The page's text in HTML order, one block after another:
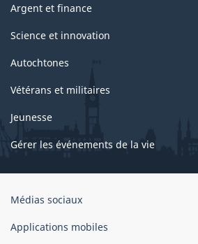
Argent et finance
Science et innovation
Autochtones
Vétérans et militaires
Jeunesse
Gérer les événements de la vie
Organisation
gouvernement
Médias sociaux
Applications mobiles